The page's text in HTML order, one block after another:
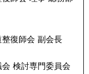
復師会 副会長
検討専門委員会